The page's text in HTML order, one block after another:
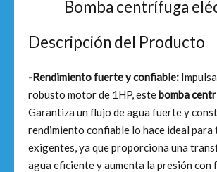
Bomba centrífuga
Descripción del Producto
-Rendimiento fuerte y confiable:
robusto motor de 1HP, estebomba
Garantiza un flujo de agua fuerte y
rendimiento confiable lo hace ideal para
exigentes, ya que proporciona una
agua eficiente y aumenta la presión con